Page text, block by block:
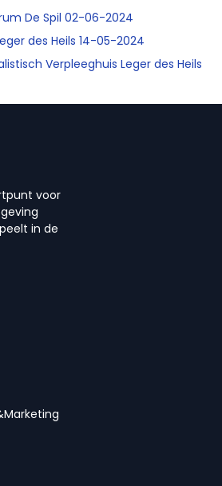
De Spil 02-06-2024
des Heils 14-05-2024
Verpleeghuis Leger des Heils
voor
in de